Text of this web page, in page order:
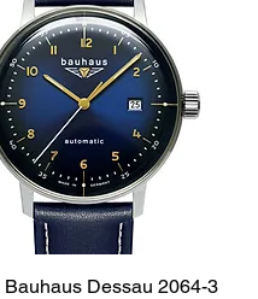
Dessau 2064-3